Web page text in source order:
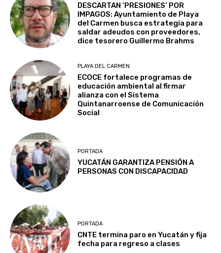
DESCARTAN ‘PRESIONES’ POR
IMPAGOS: Ayuntamiento de Playa
del Carmen busca estrategia para
saldar adeudos con proveedores,
dice tesorero Guillermo Brahms
PLAYA DEL CARMEN
ECOCE fortalece programas de
educación ambiental al firmar
alianza con el Sistema
Quintanarroense de Comunicación
Social
PORTADA
YUCATÁN GARANTIZA PENSIÓN A
PERSONAS CON DISCAPACIDAD
PORTADA
CNTE termina paro en Yucatán y fija
fecha para regreso a clases